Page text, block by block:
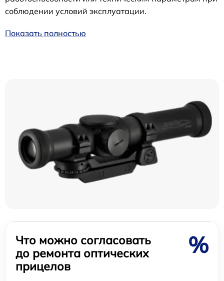
соблюдении условий эксплуатации.
Показать полностью
Что можно согласовать
до ремонта оптических
прицелов
%